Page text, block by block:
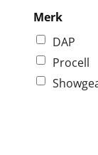
Merk
DAP
Procell